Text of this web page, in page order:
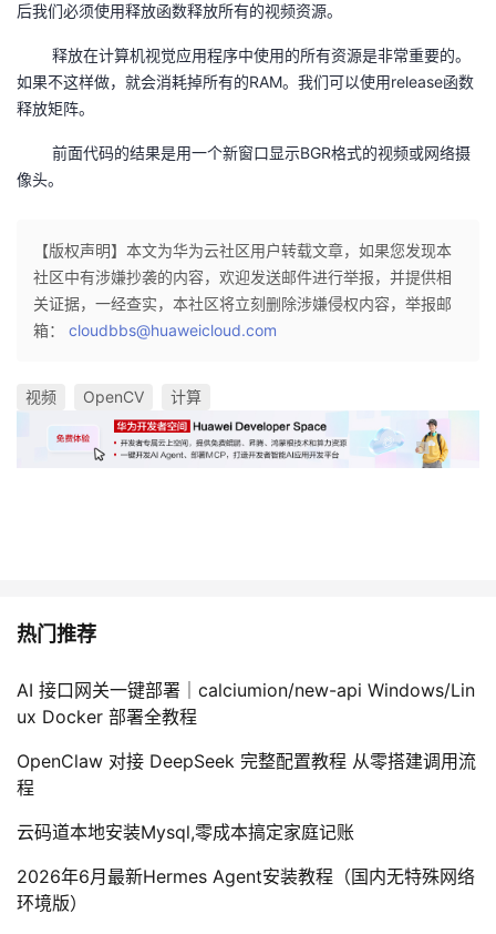
后我们必须使用释放函数释放所有的视频资源。
释放在计算机视觉应用程序中使用的所有资源是非常重要的。
如果不这样做，就会消耗掉所有的RAM。我们可以使用release函数
释放矩阵。
前面代码的结果是用一个新窗口显示BGR格式的视频或网络摄
像头。
【版权声明】本文为华为云社区用户转载文章，如果您发现本
社区中有涉嫌抄袭的内容，欢迎发送邮件进行举报，并提供相
关证据，一经查实，本社区将立刻删除涉嫌侵权内容，举报邮
箱： cloudbbs@huaweicloud.com
视频 OpenCV 计算
热门推荐
AI 接口网关一键部署｜calciumion/new-api Windows/Lin
ux Docker 部署全教程
OpenClaw 对接 DeepSeek 完整配置教程 从零搭建调用流
程
云码道本地安装Mysql,零成本搞定家庭记账
2026年6月最新Hermes Agent安装教程（国内无特殊网络
环境版）